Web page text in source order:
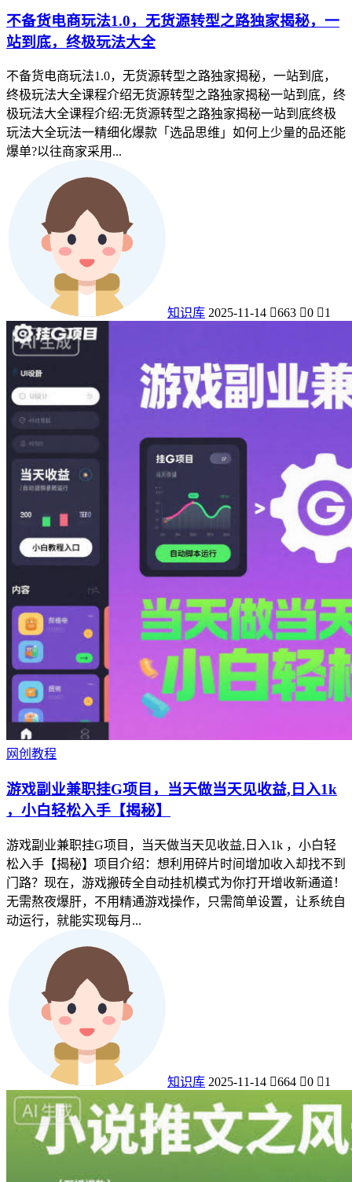
不备货电商玩法1.0，​无货源转型之路独家揭秘，一
站到底，终极玩法大全
不备货电商玩法1.0，​无货源转型之路独家揭秘，一站到底，
终极玩法大全课程介绍​无货源转型之路独家揭秘一站到底，终
极玩法大全课程介绍:无货源转型之路独家揭秘一站到底终极
玩法大全玩法一精细化爆款「选品思维」如何上少量的品还能
爆单?以往商家采用...
知识库 2025-11-14 663 0 1
网创教程
游戏副业兼职挂G项目，当天做当天见收益,日入1k
，小白轻松入手【揭秘】
游戏副业兼职挂G项目，当天做当天见收益,日入1k ，小白轻
松入手【揭秘】项目介绍：想利用碎片时间增加收入却找不到
门路？现在，游戏搬砖全自动挂机模式为你打开增收新通道！
无需熬夜爆肝，不用精通游戏操作，只需简单设置，让系统自
动运行，就能实现每月...
知识库 2025-11-14 664 0 1